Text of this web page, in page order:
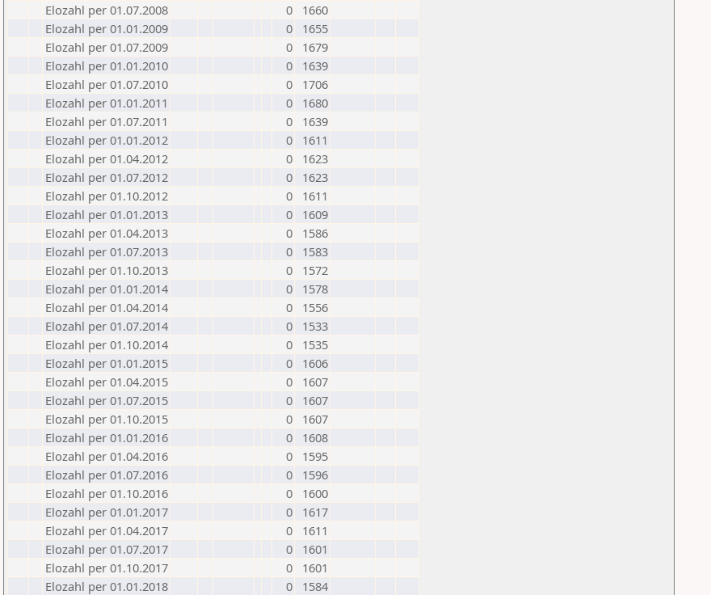
Elozahl per 01.07.2008
0
1660
Elozahl per 01.01.2009
0
1655
Elozahl per 01.07.2009
0
1679
Elozahl per 01.01.2010
0
1639
Elozahl per 01.07.2010
0
1706
Elozahl per 01.01.2011
0
1680
Elozahl per 01.07.2011
0
1639
Elozahl per 01.01.2012
0
1611
Elozahl per 01.04.2012
0
1623
Elozahl per 01.07.2012
0
1623
Elozahl per 01.10.2012
0
1611
Elozahl per 01.01.2013
0
1609
Elozahl per 01.04.2013
0
1586
Elozahl per 01.07.2013
0
1583
Elozahl per 01.10.2013
0
1572
Elozahl per 01.01.2014
0
1578
Elozahl per 01.04.2014
0
1556
Elozahl per 01.07.2014
0
1533
Elozahl per 01.10.2014
0
1535
Elozahl per 01.01.2015
0
1606
Elozahl per 01.04.2015
0
1607
Elozahl per 01.07.2015
0
1607
Elozahl per 01.10.2015
0
1607
Elozahl per 01.01.2016
0
1608
Elozahl per 01.04.2016
0
1595
Elozahl per 01.07.2016
0
1596
Elozahl per 01.10.2016
0
1600
Elozahl per 01.01.2017
0
1617
Elozahl per 01.04.2017
0
1611
Elozahl per 01.07.2017
0
1601
Elozahl per 01.10.2017
0
1601
Elozahl per 01.01.2018
0
1584